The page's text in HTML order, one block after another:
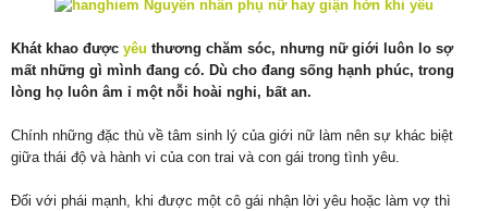
Khát khao được yêu thương chăm sóc, nhưng nữ giới luôn lo sợ
mất những gì mình đang có. Dù cho đang sống hạnh phúc, trong
lòng họ luôn âm ỉ một nỗi hoài nghi, bất an.
Chính những đặc thù về tâm sinh lý của giới nữ làm nên sự khác biệt
giữa thái độ và hành vi của con trai và con gái trong tình yêu.
Đối với phái mạnh, khi được một cô gái nhận lời yêu hoặc làm vợ thì